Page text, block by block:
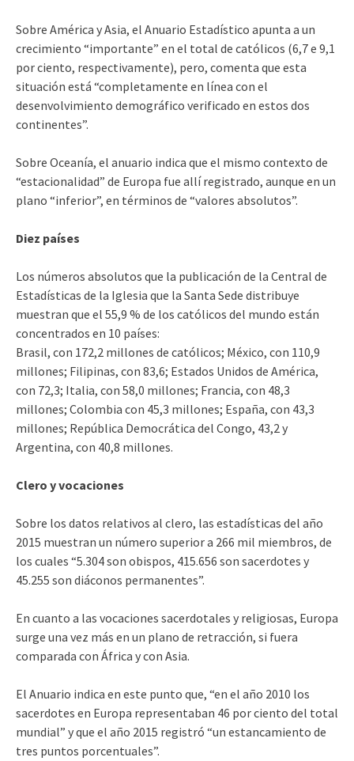
Sobre América y Asia, el Anuario Estadístico apunta a un
crecimiento “importante” en el total de católicos (6,7 e 9,1
por ciento, respectivamente), pero, comenta que esta
situación está “completamente en línea con el
desenvolvimiento demográfico verificado en estos dos
continentes”.
Sobre Oceanía, el anuario indica que el mismo contexto de
“estacionalidad” de Europa fue allí registrado, aunque en un
plano “inferior”, en términos de “valores absolutos”.
Diez países
Los números absolutos que la publicación de la Central de
Estadísticas de la Iglesia que la Santa Sede distribuye
muestran que el 55,9 % de los católicos del mundo están
concentrados en 10 países:
Brasil, con 172,2 millones de católicos; México, con 110,9
millones; Filipinas, con 83,6; Estados Unidos de América,
con 72,3; Italia, con 58,0 millones; Francia, con 48,3
millones; Colombia con 45,3 millones; España, con 43,3
millones; República Democrática del Congo, 43,2 y
Argentina, con 40,8 millones.
Clero y vocaciones
Sobre los datos relativos al clero, las estadísticas del año
2015 muestran un número superior a 266 mil miembros, de
los cuales “5.304 son obispos, 415.656 son sacerdotes y
45.255 son diáconos permanentes”.
En cuanto a las vocaciones sacerdotales y religiosas, Europa
surge una vez más en un plano de retracción, si fuera
comparada con África y con Asia.
El Anuario indica en este punto que, “en el año 2010 los
sacerdotes en Europa representaban 46 por ciento del total
mundial” y que el año 2015 registró “un estancamiento de
tres puntos porcentuales”.